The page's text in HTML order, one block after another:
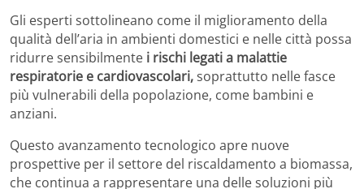
Gli esperti sottolineano come il miglioramento della
qualità dell’aria in ambienti domestici e nelle città possa
ridurre sensibilmente i rischi legati a malattie
respiratorie e cardiovascolari,soprattutto nelle fasce
più vulnerabili della popolazione, come bambini e
anziani.
Questo avanzamento tecnologico apre nuove
prospettive per il settore del riscaldamento a biomassa,
che continua a rappresentare una delle soluzioni più